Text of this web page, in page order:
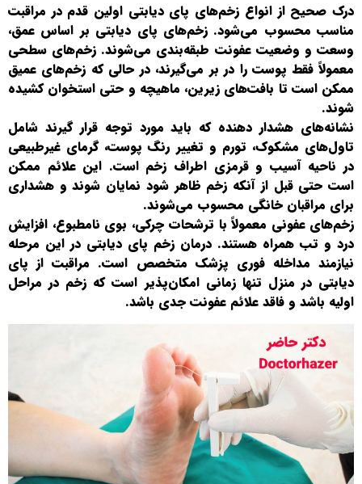
درک صحیح از انواع زخم‌های پای دیابتی اولین قدم در مراقبت
مناسب محسوب می‌شود. زخم‌های پای دیابتی بر اساس عمق،
وسعت و وضعیت عفونت طبقه‌بندی می‌شوند. زخم‌های سطحی
معمولاً فقط پوست را در بر می‌گیرند، در حالی که زخم‌های عمیق
ممکن است تا بافت‌های زیرین، ماهیچه و حتی استخوان کشیده
شوند.
نشانه‌های هشدار دهنده که باید مورد توجه قرار گیرند شامل
تاول‌های مشکوک، تورم و تغییر رنگ پوست، گرمای غیرطبیعی
در ناحیه آسیب و قرمزی اطراف زخم است. این علائم ممکن
است حتی قبل از آنکه زخم ظاهر شود نمایان شوند و هشداری
برای مراقبان خانگی محسوب می‌شوند.
زخم‌های عفونی معمولاً با ترشحات چرکی، بوی نامطبوع، افزایش
درد و تب همراه هستند. درمان زخم پای دیابتی در این مرحله
نیازمند مداخله فوری پزشک متخصص است. مراقبت از پای
دیابتی در منزل تنها زمانی امکان‌پذیر است که زخم در مراحل
اولیه باشد و فاقد علائم عفونت جدی باشد.